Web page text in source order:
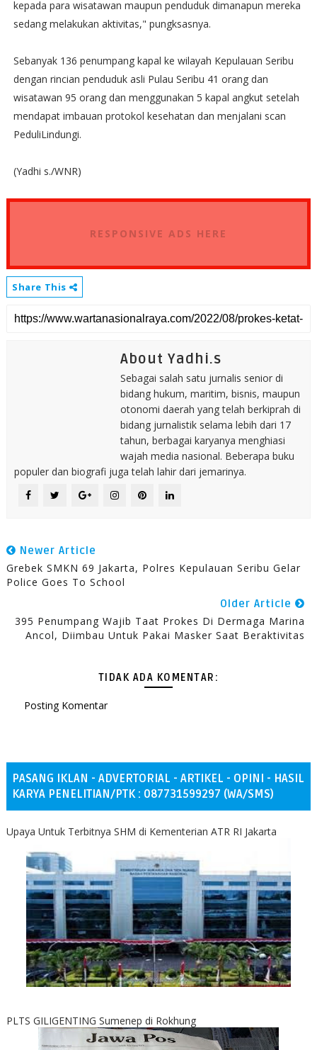
kepada para wisatawan maupun penduduk dimanapun mereka
sedang melakukan aktivitas," pungksasnya.
Sebanyak 136 penumpang kapal ke wilayah Kepulauan Seribu
dengan rincian penduduk asli Pulau Seribu 41 orang dan
wisatawan 95 orang dan menggunakan 5 kapal angkut setelah
mendapat imbauan protokol kesehatan dan menjalani scan
PeduliLindungi.
(Yadhi s./WNR)
RESPONSIVE ADS HERE
Share This
About Yadhi.s
Sebagai salah satu jurnalis senior di
bidang hukum, maritim, bisnis, maupun
otonomi daerah yang telah berkiprah di
bidang jurnalistik selama lebih dari 17
tahun, berbagai karyanya menghiasi
wajah media nasional. Beberapa buku
populer dan biografi juga telah lahir dari jemarinya.
Newer Article
Grebek SMKN 69 Jakarta, Polres Kepulauan Seribu Gelar
Police Goes To School
Older Article
395 Penumpang Wajib Taat Prokes Di Dermaga Marina
Ancol, Diimbau Untuk Pakai Masker Saat Beraktivitas
TIDAK ADA KOMENTAR:
Posting Komentar
PASANG IKLAN - ADVERTORIAL - ARTIKEL - OPINI - HASIL
KARYA PENELITIAN/PTK : 087731599297 (WA/SMS)
Upaya Untuk Terbitnya SHM di Kementerian ATR RI Jakarta
PLTS GILIGENTING Sumenep di Rokhung